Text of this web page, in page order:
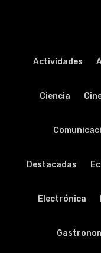
Actividades
Ciencia
Destacadas
Electrónica